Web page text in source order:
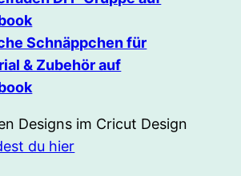
Schnäppchen für
& Zubehör auf
Designs im Cricut Design
du hier